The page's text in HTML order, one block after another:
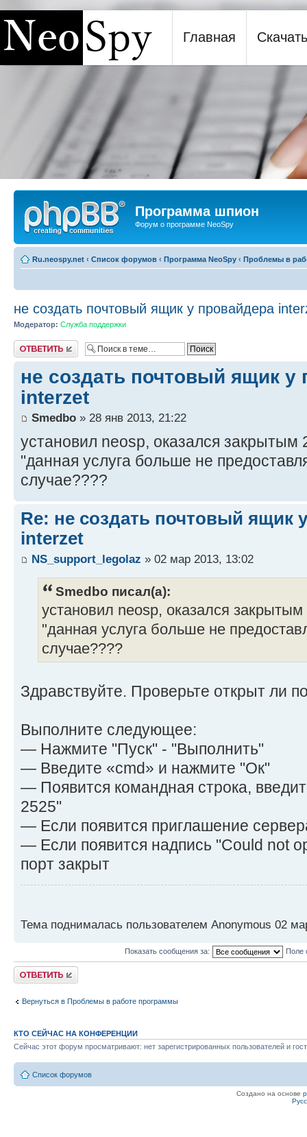
Программа шпион NeoSpy
Главная Скачать
Программа шпион
Форум о программе NeoSpy
Ru.neospy.net ‹ Список форумов ‹ Программа NeoSpy ‹ Проблемы в
не создать почтовый ящик у провайдера
Модератор: Служба поддержки
Ответить
не создать почтовый ящик у
interzet
Smedbo » 28 янв 2013, 21:22
установил neosp, оказался закрытым
"данная услуга больше не
случае????
Re: не создать почтовый ящик
interzet
NS_support_legolaz » 02 мар 2013, 13:02
Smedbo писал(а):
установил neosp, оказался закрытым
"данная услуга больше не
случае????
Здравствуйте. Проверьте открыт ли
Выполните следующее:
— Нажмите "Пуск" - "Выполнить"
— Введите «cmd» и нажмите "Ок"
— Появится командная строка,
2525"
— Если появится приглашение
— Если появится надпись "Could not
порт закрыт
Тема поднималась пользователем Anonymous 02
Показать сообщения за: Поле
Ответить
Вернуться в Проблемы в работе программы
КТО СЕЙЧАС НА КОНФЕРЕНЦИИ
Сейчас этот форум просматривают: нет зарегистрированных пользователей и
Список форумов
Создано на основе